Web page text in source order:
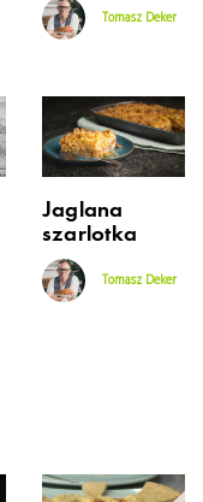
Tomasz Deker
Jaglana
szarlotka
Tomasz Deker